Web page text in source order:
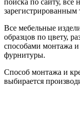
Все мебельные
образцов по цвету,
способами монтажа
фурнитуры.
Способ монтажа и
выбирается